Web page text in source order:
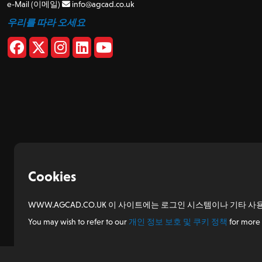
e-Mail (이메일) info@agcad.co.uk
우리를 따라 오세요
Cookies
WWW.AGCAD.CO.UK 이 사이트에는 로그인 시스템이나 기타
You may wish to refer to our 개인 정보 보호 및 쿠키 정책 for more